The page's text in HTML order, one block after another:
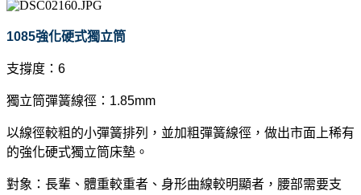
1085強化硬式獨立筒
支撐度：6
獨立筒彈簧線徑：1.85mm
以線徑較粗的小彈簧排列，並加粗彈簧線徑，做出市面上稀有
的強化硬式獨立筒床墊。
對象：長輩、體重較重者、身形曲線較明顯者，腰部需要支